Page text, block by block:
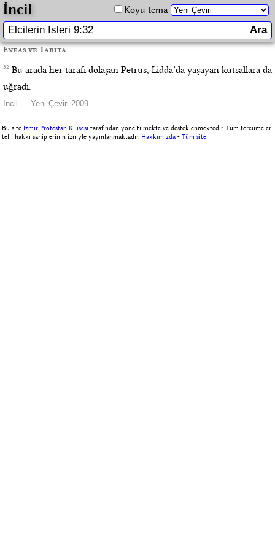
İncil Koyu tema
Eneas ve Tabita
32 Bu arada her tarafı dolaşan Petrus, Lidda’da yaşayan kutsallara da
uğradı.
İncil — Yeni Çeviri 2009
Bu site İzmir Protestan Kilisesi tarafından yöneltilmekte ve desteklenmektedir. Tüm tercümeler
telif hakkı sahiplerinin izniyle yayınlanmaktadır. Hakkımızda -Tüm site